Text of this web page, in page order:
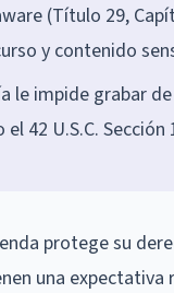
(Título 29,
y contenido
le impide grabar
42 U.S.C.
protege su
una